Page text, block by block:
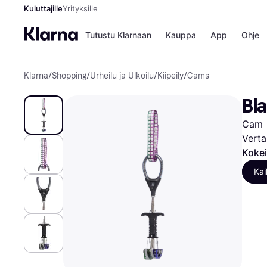
KuluttajilleYrityksille
Tutustu Klarnaan Kauppa
Gigantti
H&M
Peten
Wolt
App Ohje
Klarna/Shopping/Urheilu ja Ulkoilu/Kiipeily/Cams
Cam